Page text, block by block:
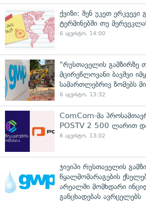
ქვიზი: შენ უკეთ
ტერმინებში თუ
6 აგვისტო, 14:00
"რუსთაველის გამზირზე
მცირეწლოვანი ბავშვი
სამართლებრივ ზომებს
6 აგვისტო, 13:32
ComCom-მა
POSTV 2 500 ლარით
6 აგვისტო, 13:02
ჯივიპი რუსთაველის
წყალმომარაგების
არეალში მომხდარი
განცხადებას ავრცელებს